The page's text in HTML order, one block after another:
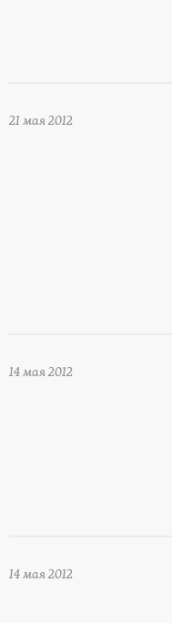
21 мая 2012
14 мая 2012
14 мая 2012